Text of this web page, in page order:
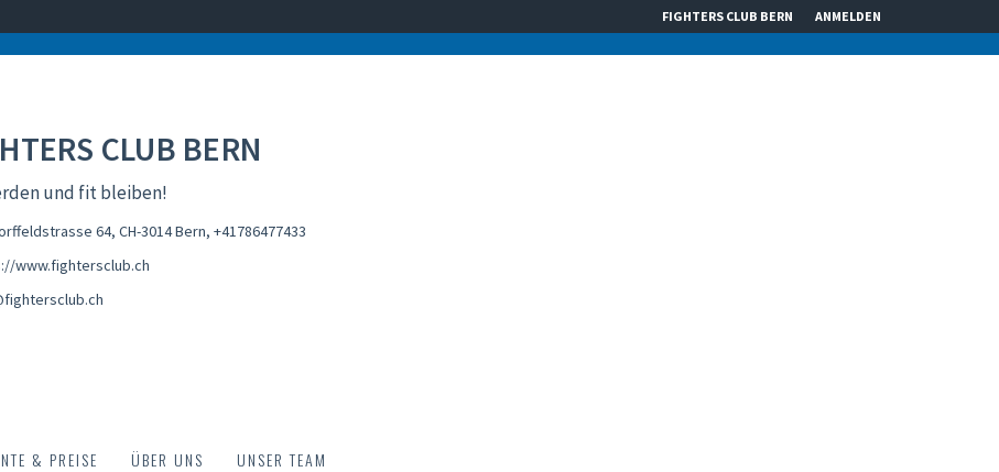
FIGHTERS CLUB BERN ANMELDEN
CLUB BERN
und fit bleiben!
64, CH-3014 Bern, +41786477433
www.fightersclub.ch
& PREISE ÜBER UNS UNSER TEAM